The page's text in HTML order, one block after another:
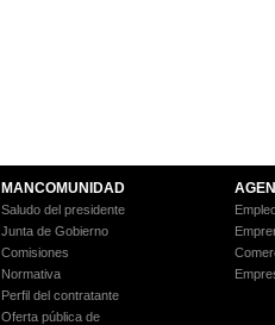
MANCOMUNIDAD
Saludo del presidente
Junta de Gobierno
Comisiones
Normativa
Perfil del contratante
Oferta pública de